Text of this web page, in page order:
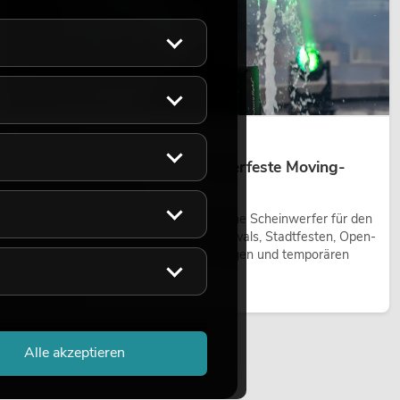
14.05.2026
Outdoor Moving-Heads: Wetterfeste Moving-
Heads bei Events
Outdoor Moving-Heads sind bewegliche Scheinwerfer für den
Einsatz im Freien. Sie werden bei Festivals, Stadtfesten, Open-
Air-Konzerten, Architekturinszenierungen und temporären
Außeninstallationen eingesetzt.
Alle akzeptieren